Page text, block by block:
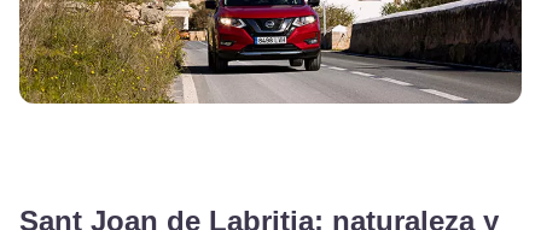
Sant Joan de Labritja: naturaleza y